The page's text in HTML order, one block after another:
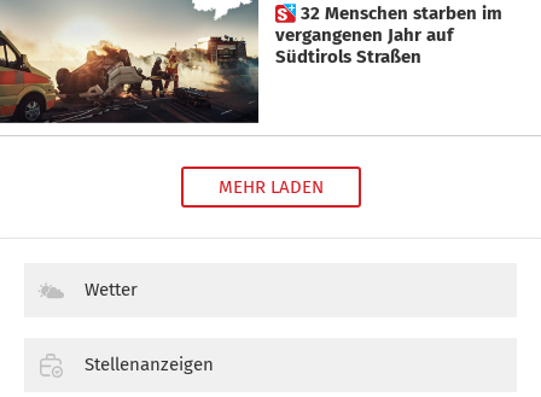
 32 Menschen starben im
vergangenen Jahr auf
Südtirols Straßen
MEHR LADEN
Wetter
Stellenanzeigen